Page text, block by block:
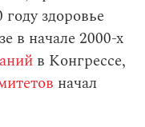
здоровье
в начале 2000-х
в Конгрессе,
начал